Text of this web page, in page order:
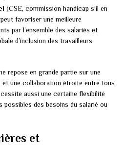
(CSE, commission handicap s’il en
favoriser une meilleure
par l’ensemble des salariés et
d’inclusion des travailleurs
repose en grande partie sur une
une collaboration étroite entre tous
aussi une certaine flexibilité
possibles des besoins du salarié ou
et